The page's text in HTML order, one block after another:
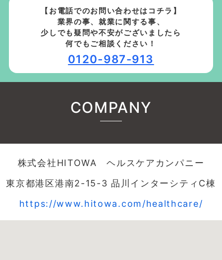
【お電話でのお問い合わせはコチラ】
業界の事、就業に関する事、
少しでも疑問や不安がございましたら
何でもご相談ください！
0120-987-913
COMPANY
株式会社HITOWA ヘルスケアカンパニー
東京都港区港南2-15-3 品川インターシティC棟
https://www.hitowa.com/healthcare/